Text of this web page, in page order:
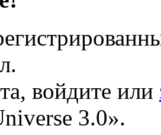
войдите или
3.0».